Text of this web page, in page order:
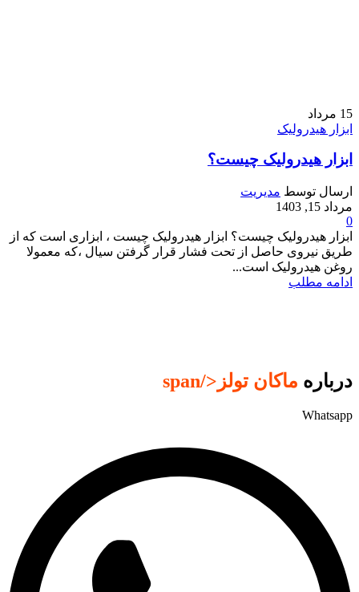
15 مرداد
ابزار هیدرولیک
ابزار هیدرولیک چیست؟
ارسال توسط مدیریت
مرداد 15, 1403
0
ابزار هیدرولیک چیست؟ ابزار هیدرولیک چیست ، ابزاری است که از
طریق نیروی حاصل از تحت فشار قرار گرفتن سیال ،که معمولا
روغن هیدرولیک است...
ادامه مطلب
درباره ماکان تولز </span
Whatsapp